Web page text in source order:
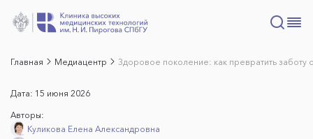
Главная Медиацентр Здоровое поколение: как превратить
Дата: 15 июня 2026
Авторы:
Куликова Елена Александровна